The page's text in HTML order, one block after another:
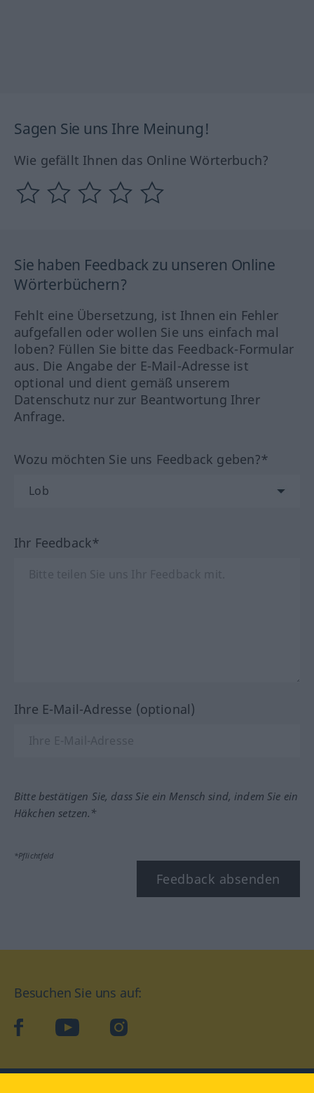
Sagen Sie uns Ihre Meinung!
Wie gefällt Ihnen das Online Wörterbuch?
Sie haben Feedback zu unseren Online
Wörterbüchern?
Fehlt eine Übersetzung, ist Ihnen ein Fehler
aufgefallen oder wollen Sie uns einfach mal
loben? Füllen Sie bitte das Feedback-Formular
aus. Die Angabe der E-Mail-Adresse ist
optional und dient gemäß unserem
Datenschutz nur zur Beantwortung Ihrer
Anfrage.
Wozu möchten Sie uns Feedback geben?*
Ihr Feedback*
Ihre E-Mail-Adresse (optional)
Bitte bestätigen Sie, dass Sie ein Mensch sind, indem Sie ein
Häkchen setzen.*
*Pflichtfeld
Feedback absenden
Besuchen Sie uns auf:
facebookYouTube Instagram